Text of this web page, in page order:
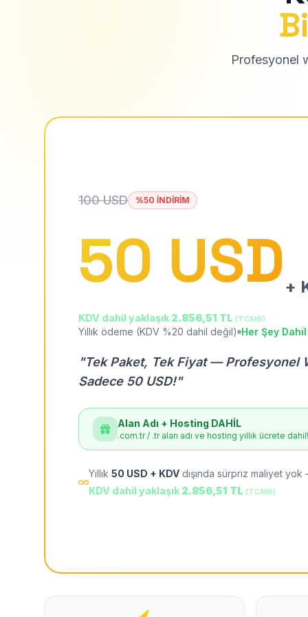
Profesyonel
100 USD %50 İNDİRİM
50 USD +
KDV dahil yaklaşık 2.856,51 TL (TCMB)
Yıllık ödeme (KDV %20 dahil değil) Her Şey Dahil
"Tek Paket, Tek Fiyat — Profesyonel
Sadece 50 USD!"
Alan Adı + Hosting DAHİL
.com.tr / .tr alan adı ve hosting yıllık ücrete dahil!
Yıllık 50 USD + KDV dışında sürpriz maliyet
KDV dahil yaklaşık 2.856,51 TL (TCMB)